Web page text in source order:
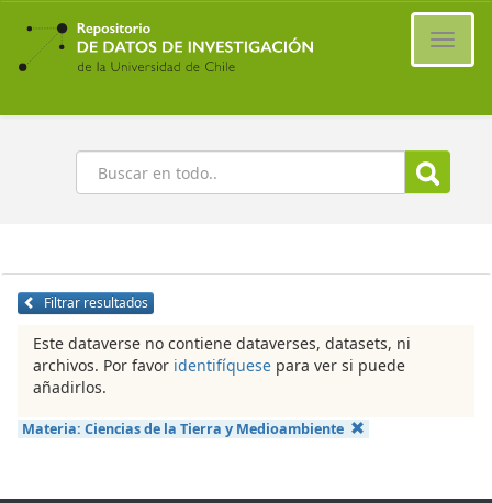
Ir
contenido
principal
Buscar
Filtrar resultados
Este dataverse no contiene dataverses, datasets, ni
archivos. Por favor identifíquese para ver si puede
añadirlos.
Materia: Ciencias de la Tierra y Medioambiente